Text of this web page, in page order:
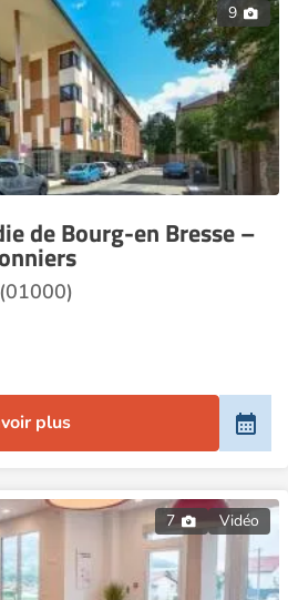
9
de Bourg-en Bresse –
plus
7 Vidéo